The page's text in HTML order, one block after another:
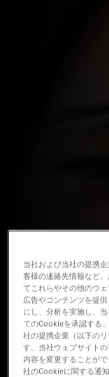
当社および当社の提携
客様の連絡先情報など
てこれらやその他のウ
広告やコンテンツを提
にし、分析を実施し、
てのCookieを承認する
社の提携企業（以下の
す。当社ウェブサイト
内容を変更することが
社のCookieに関する通